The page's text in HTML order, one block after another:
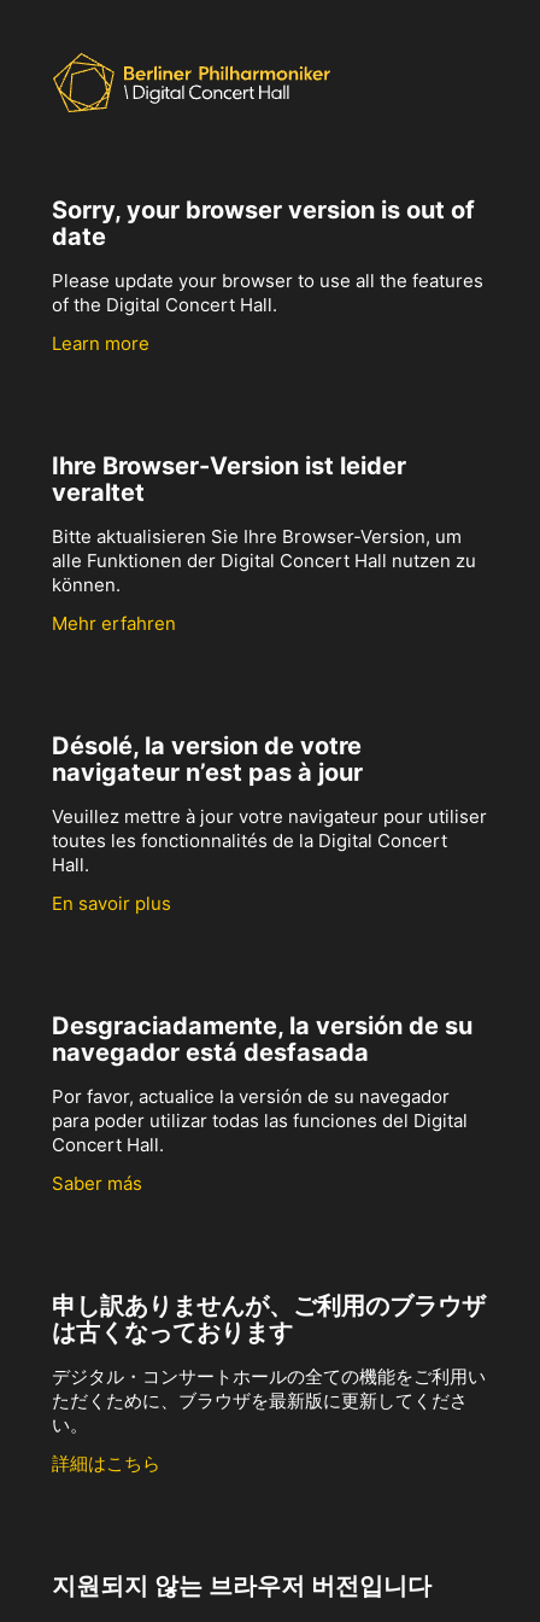
Sorry, your browser version is out of
date
Please update your browser to use all the features
of the Digital Concert Hall.
Learn more
Ihre Browser-Version ist leider
veraltet
Bitte aktualisieren Sie Ihre Browser-Version, um
alle Funktionen der Digital Concert Hall nutzen zu
können.
Mehr erfahren
Désolé, la version de votre
navigateur n’est pas à jour
Veuillez mettre à jour votre navigateur pour utiliser
toutes les fonctionnalités de la Digital Concert
Hall.
En savoir plus
Desgraciadamente, la versión de su
navegador está desfasada
Por favor, actualice la versión de su navegador
para poder utilizar todas las funciones del Digital
Concert Hall.
Saber más
申し訳ありませんが、ご利用のブラウザ
は古くなっております
デジタル・コンサートホールの全ての機能をご利用い
ただくために、ブラウザを最新版に更新してくださ
い。
詳細はこちら
지원되지 않는 브라우저 버전입니다